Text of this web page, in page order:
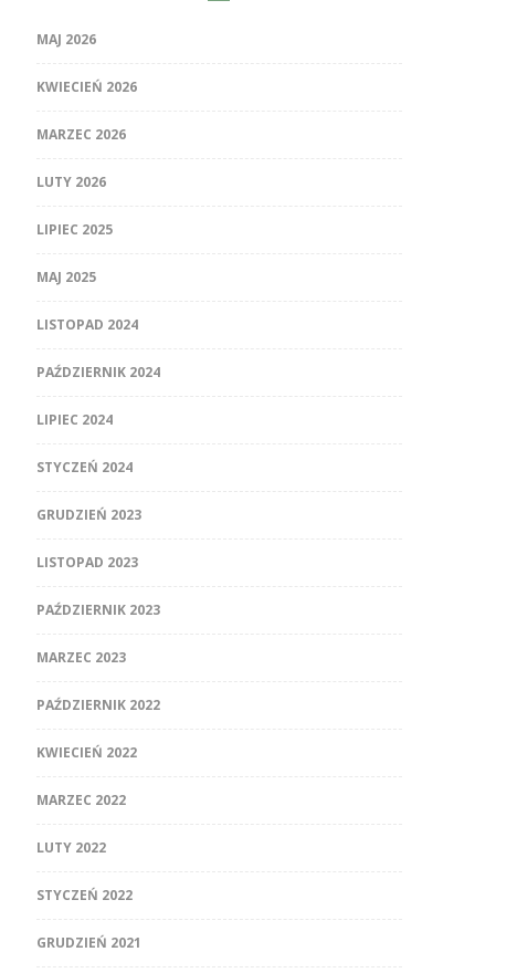
MAJ 2026
KWIECIEŃ 2026
MARZEC 2026
LUTY 2026
LIPIEC 2025
MAJ 2025
LISTOPAD 2024
PAŹDZIERNIK 2024
LIPIEC 2024
STYCZEŃ 2024
GRUDZIEŃ 2023
LISTOPAD 2023
PAŹDZIERNIK 2023
MARZEC 2023
PAŹDZIERNIK 2022
KWIECIEŃ 2022
MARZEC 2022
LUTY 2022
STYCZEŃ 2022
GRUDZIEŃ 2021